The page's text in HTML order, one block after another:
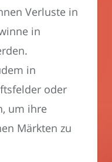
Verluste in
in
in
oder
um ihre
Märkten zu